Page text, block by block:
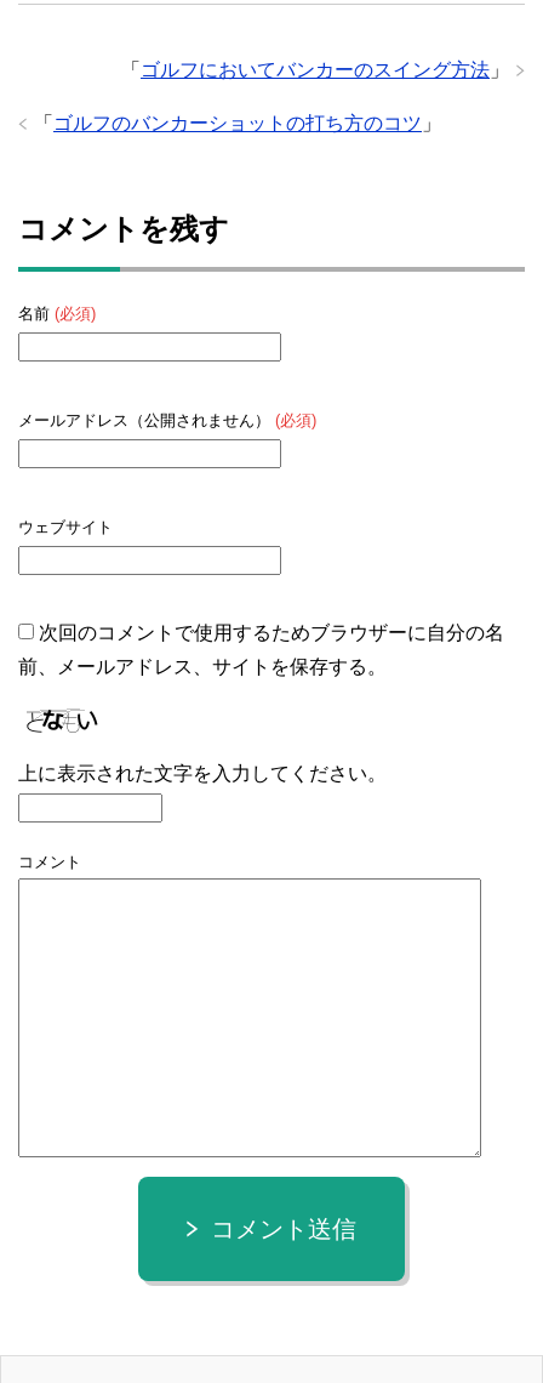
「 ゴルフにおいてバンカーのスイング方法 」
「 ゴルフのバンカーショットの打ち方のコツ 」
コメントを残す
名前 (必須)
メールアドレス（公開されません） (必須)
ウェブサイト
次回のコメントで使用するためブラウザーに自分の名
前、メールアドレス、サイトを保存する。
上に表示された文字を入力してください。
コメント
コメント送信